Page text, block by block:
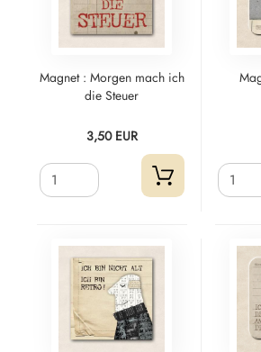
Magnet : Morgen mach ich
die Steuer
3,50 EUR